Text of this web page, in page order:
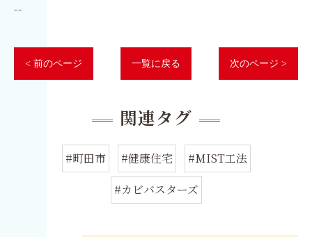
--
< 前のページ 一覧に戻る 次のページ >
関連タグ
#町田市 #健康住宅
#MIST工法
#カビバスターズ